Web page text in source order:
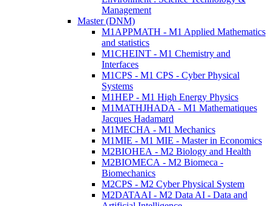
Management
Master (DNM)
M1APPMATH - M1 Applied Mathematics
and statistics
M1CHEINT - M1 Chemistry and
Interfaces
M1CPS - M1 CPS - Cyber Physical
Systems
M1HEP - M1 High Energy Physics
M1MATHJHADA - M1 Mathematiques
Jacques Hadamard
M1MECHA - M1 Mechanics
M1MIE - M1 MIE - Master in Economics
M2BIOHEA - M2 Biology and Health
M2BIOMECA - M2 Biomeca -
Biomechanics
M2CPS - M2 Cyber Physical System
M2DATAAI - M2 Data AI - Data and